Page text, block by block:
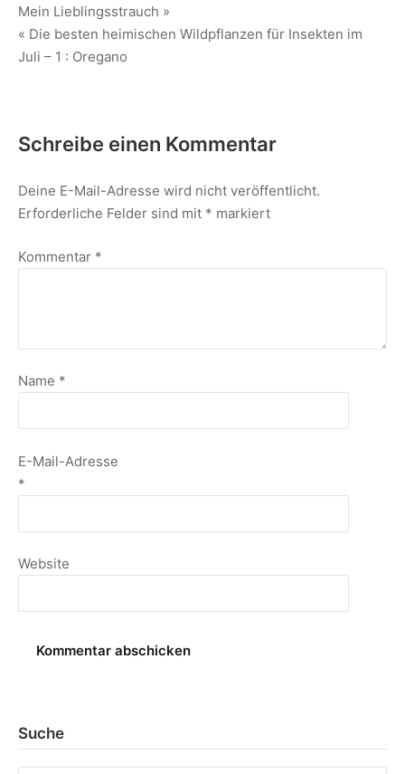
Mein Lieblingsstrauch »
« Die besten heimischen Wildpflanzen für Insekten im
Juli – 1 : Oregano
Schreibe einen Kommentar
Deine E-Mail-Adresse wird nicht veröffentlicht.
Erforderliche Felder sind mit * markiert
Kommentar *
Name *
E-Mail-Adresse
*
Website
Suche